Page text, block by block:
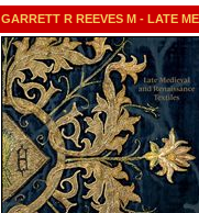
GARRETT R REEVES M - LATE